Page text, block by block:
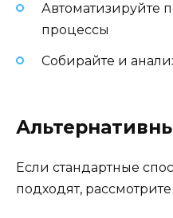
Автоматизируйте
процессы
Собирайте и
Если стандартные
подходят,